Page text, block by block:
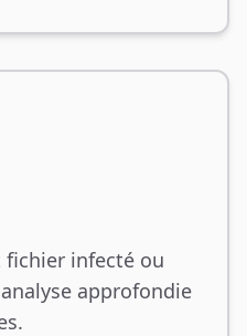
infecté ou
approfondie